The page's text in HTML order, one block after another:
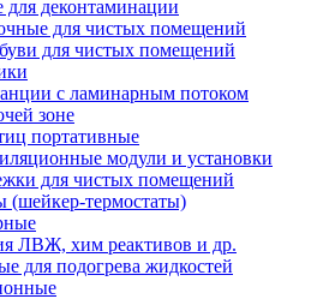
для деконтаминации
для чистых помещений
для чистых помещений
с ламинарным потоком
зоне
портативные
модули и установки
для чистых помещений
(шейкер-термостаты)
ЛВЖ, хим реактивов и др.
для подогрева жидкостей